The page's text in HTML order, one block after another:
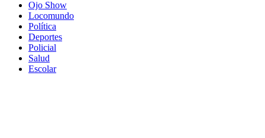
Ojo Show
Locomundo
Política
Deportes
Policial
Salud
Escolar